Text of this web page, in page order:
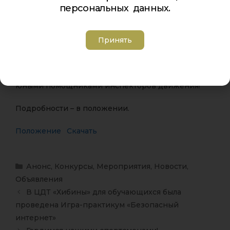
forms.yandex.ru/u/67bcdd35…
выступления победителей!
юными помощниками инспекторов движения!
Подробности – в положении.
Положение Скачать
Анонс, Конкурсы, Мероприятия, Новости,
Объявления
В ЦДТ «Хибины» для обучающихся была
проведена Игра-практикум «Безопасный
интернет»
персональных данных.
Принять